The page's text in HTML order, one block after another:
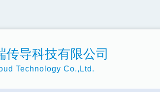
传导科技有限公司
Technology Co.,Ltd.